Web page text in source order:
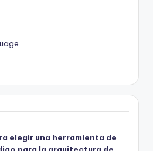
elegir una herramienta de